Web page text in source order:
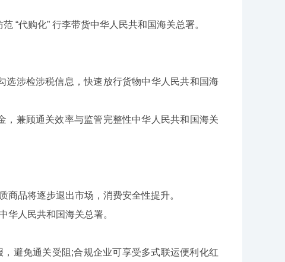
代购化” 行李带货中华人民共和国海关总署。
涉检涉税信息，快速放行货物中华人民共和国海
兼顾通关效率与监管完整性中华人民共和国海关
品将逐步退出市场，消费安全性提升。
人民共和国海关总署。
避免通关受阻;合规企业可享受多式联运便利化红